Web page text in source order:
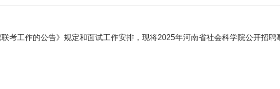
考工作的公告》规定和面试工作安排，现将2025年河南省社会科学院公开招聘